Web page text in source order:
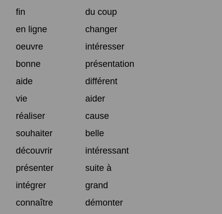
fin
du coup
en ligne
changer
oeuvre
intéresser
bonne
présentation
aide
différent
vie
aider
réaliser
cause
souhaiter
belle
découvrir
intéressant
présenter
suite à
intégrer
grand
connaître
démonter